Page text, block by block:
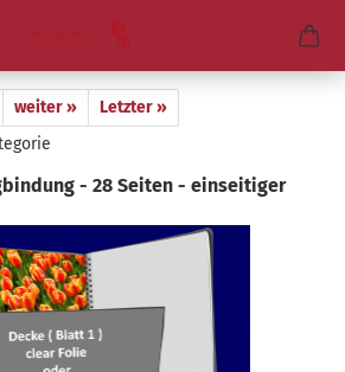
weiter »
Letzter »
- 28 Sei­ten - ein­sei­ti­ger